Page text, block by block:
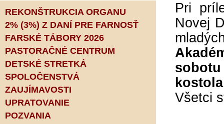
REKONŠTRUKCIA ORGANU
2% (3%) Z DANÍ PRE FARNOSŤ
FARSKÉ TÁBORY 2026
PASTORAČNÉ CENTRUM
DETSKÉ STRETKÁ
SPOLOČENSTVÁ
ZAUJÍMAVOSTI
UPRATOVANIE
POZVANIA
Pri
Novej
Všetci